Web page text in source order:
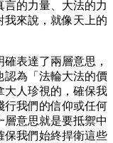
的力量、大法的力
我來說，就像天上的
表達了兩層意思，
認為「法輪大法的價
大人珍視的，確保我
行我們的信仰或任何
意思就是要抵禦中
保我們始終捍衛這些